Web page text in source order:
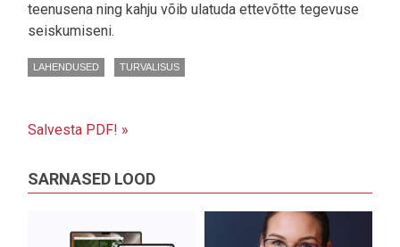
teenusena ning kahju võib ulatuda ettevõtte tegevuse
seiskumiseni.
LAHENDUSED TURVALISUS
Salvesta PDF! »
SARNASED LOOD